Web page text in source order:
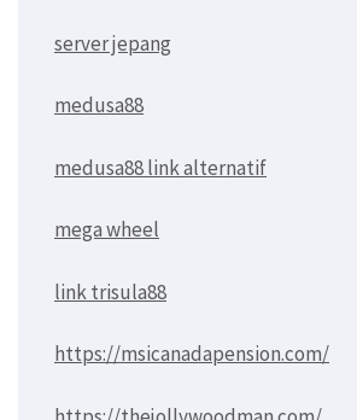
server jepang
medusa88
medusa88 link alternatif
mega wheel
link trisula88
https://msicanadapension.com/